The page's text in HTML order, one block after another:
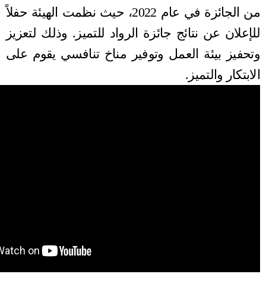
من الجائزة في عام 2022، حيث نظمت الهيئة حفلاً
للإعلان عن نتائج جائزة الرواد للتميز. وذلك لتعزيز
وتحفيز بيئة العمل وتوفير مناخ تنافسي يقوم على
الابتكار والتميز.